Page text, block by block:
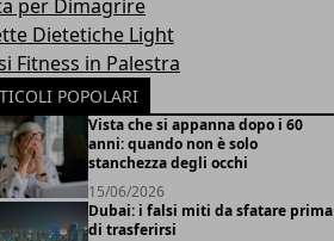
per Dimagrire
Dietetiche Light
Fitness in Palestra
POPOLARI
Vista che si appanna dopo i 60
anni: quando non è solo
stanchezza degli occhi
15/06/2026
Dubai: i falsi miti da sfatare prima
di trasferirsi